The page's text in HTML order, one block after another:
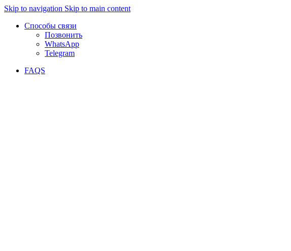
Skip to navigation Skip to main content
Способы связи
Позвонить
WhatsApp
Telegram
FAQS